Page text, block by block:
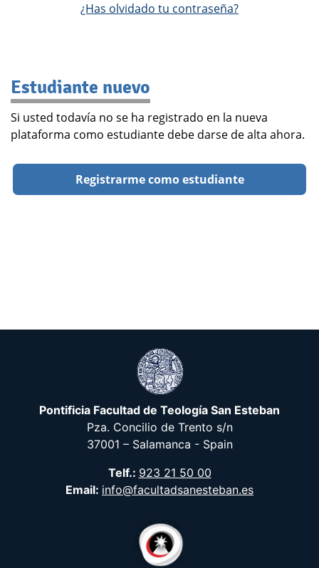
¿Has olvidado tu contraseña?
Estudiante nuevo
Si usted todavía no se ha registrado en la nueva
plataforma como estudiante debe darse de alta ahora.
Registrarme como estudiante
Pontificia Facultad de Teología San Esteban
Pza. Concilio de Trento s/n
37001 – Salamanca - Spain
Telf.: 923 21 50 00
Email: info@facultadsanesteban.es